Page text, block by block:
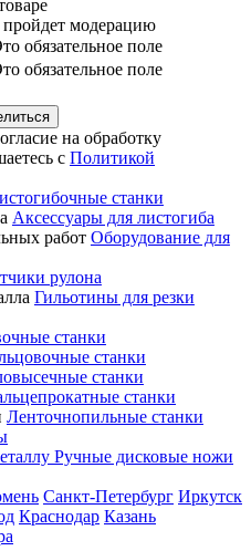
модерацию
обязательное поле
обязательное поле
на обработку
с Политикой
станки
Аксессуары для листогиба
Оборудование для
рулона
Гильотины для резки
станки
станки
станки
станки
Ленточнопильные станки
Ручные дисковые ножи
Санкт-Петербург Иркутск
Краснодар Казань